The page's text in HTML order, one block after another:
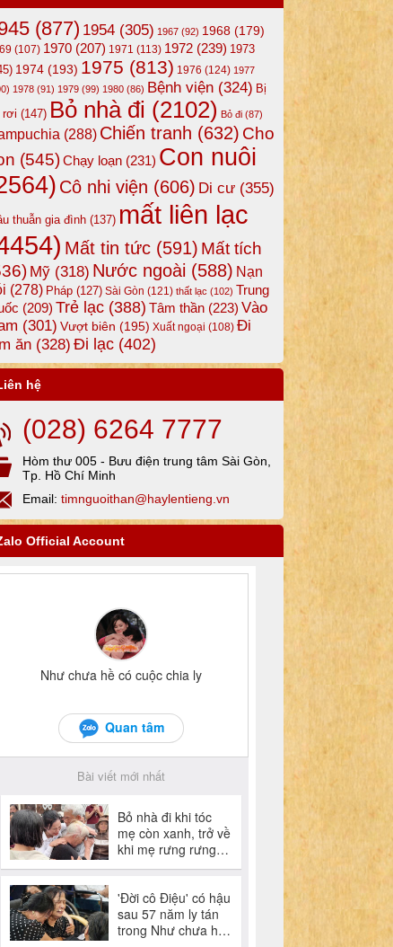
(877) 1954 (305) 1967 (92) 1968 (179)
(107) 1970 (207) 1971 (113) 1972 (239) 1973
1974 (193) 1975 (813) 1976 (124) 1977
1978 (91) 1979 (99) 1980 (86) Bệnh viện (324) Bị
rơi (147) Bỏ nhà đi (2102) Bỏ đi (87)
(288) Chiến tranh (632) Cho
(545)Chạy loạn (231) Con nuôi
Cô nhi viện (606) Di cư (355)
thuẫn gia đình (137) mất liên lạc
Mất tin tức (591) Mất tích
Mỹ (318) Nước ngoài (588) Nạn
(278) Pháp (127) Sài Gòn (121) thất lạc (102) Trung
(209) Trẻ lạc (388) Tâm thần (223) Vào
(301) Vượt biên (195) Xuất ngoại (108) Đi
ăn (328) Đi lạc (402)
hệ
(028) 6264 7777
Hòm thư 005 - Bưu điện trung tâm Sài Gòn,
Tp. Hồ Chí Minh
Email: timnguoithan@haylentieng.vn
Official Account